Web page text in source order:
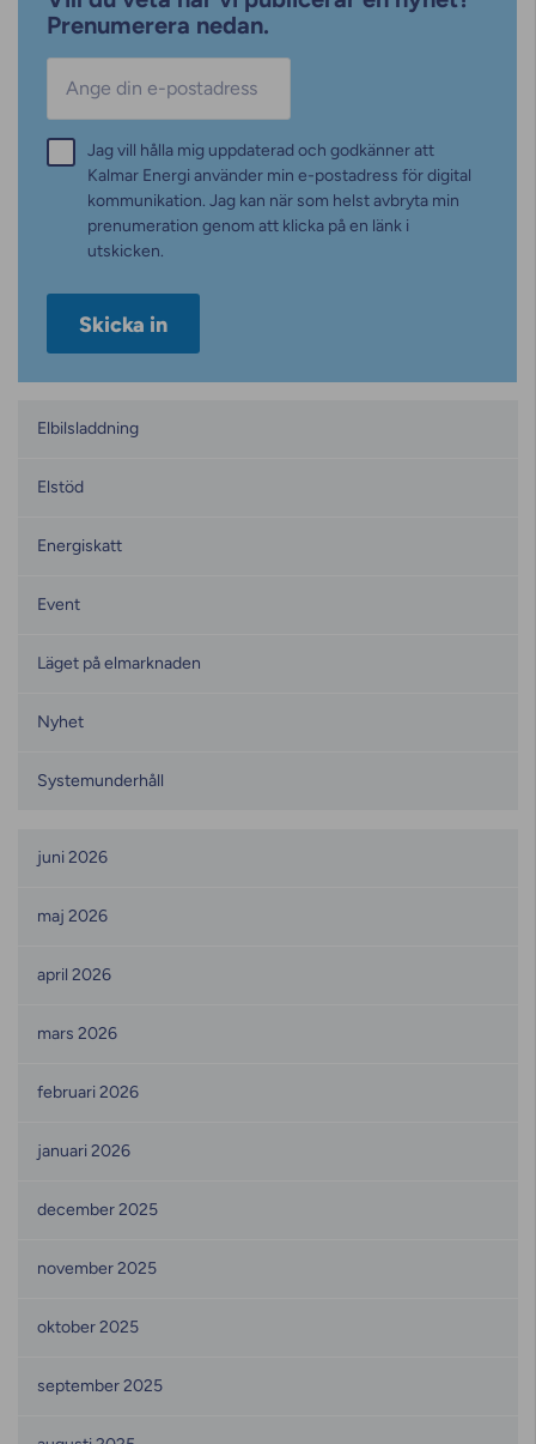
Prenumerera nedan.
Samtycke*
Jag vill hålla mig uppdaterad och godkänner att
Kalmar Energi använder min e-postadress för digital
kommunikation. Jag kan när som helst avbryta min
prenumeration genom att klicka på en länk i
utskicken.
Elbilsladdning
Elstöd
Energiskatt
Event
Läget på elmarknaden
Nyhet
Systemunderhåll
juni 2026
maj 2026
april 2026
mars 2026
februari 2026
januari 2026
december 2025
november 2025
oktober 2025
september 2025